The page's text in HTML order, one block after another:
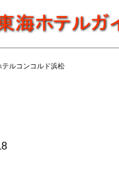
テルコンコルド浜松
18